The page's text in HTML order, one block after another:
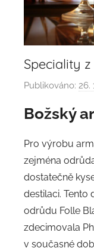
Speciality
Publikováno: 26.
Božský
Pro výrobu
zejména
dostatečně
destilaci. Tento
odrůdu Folle
zdecimovala
v současné